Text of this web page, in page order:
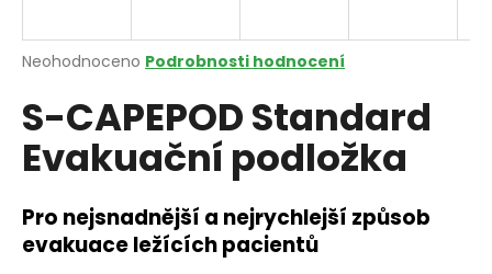
Průměrné
produktu
je
0,0
hvězdiček.
Neohodnoceno Podrobnosti hodnocení
S-CAPEPOD Standard
Evakuační podložka
Pro nejsnadnější a nejrychlejší způsob
evakuace ležících pacientů
j
t
?
HLEDAT